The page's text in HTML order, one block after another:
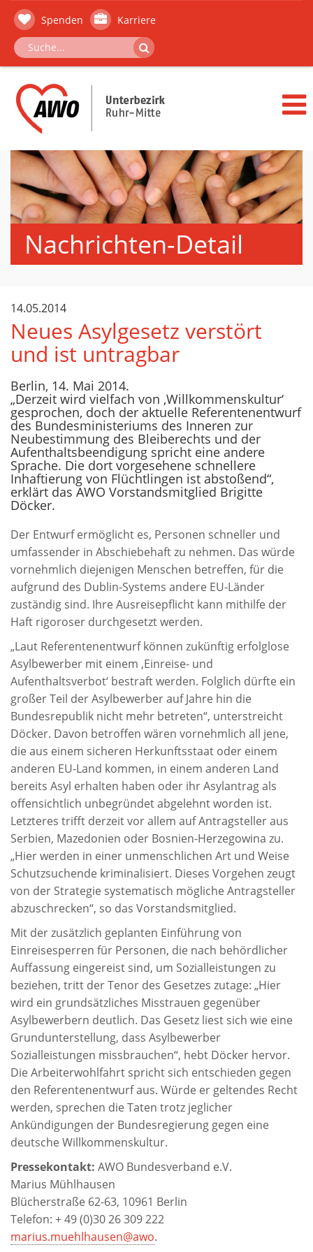
Spenden Karriere
Nachrichten-Detail
14.05.2014
Neues Asylgesetz verstört
und ist untragbar
Berlin, 14. Mai 2014.
„Derzeit wird vielfach von ‚Willkommenskultur‘
gesprochen, doch der aktuelle Referentenentwurf
des Bundesministeriums des Inneren zur
Neubestimmung des Bleiberechts und der
Aufenthaltsbeendigung spricht eine andere
Sprache. Die dort vorgesehene schnellere
Inhaftierung von Flüchtlingen ist abstoßend“,
erklärt das AWO Vorstandsmitglied Brigitte
Döcker.
Der Entwurf ermöglicht es, Personen schneller und
umfassender in Abschiebehaft zu nehmen. Das würde
vornehmlich diejenigen Menschen betreffen, für die
aufgrund des Dublin-Systems andere EU-Länder
zuständig sind. Ihre Ausreisepflicht kann mithilfe der
Haft rigoroser durchgesetzt werden.
„Laut Referentenentwurf können zukünftig erfolglose
Asylbewerber mit einem ‚Einreise- und
Aufenthaltsverbot‘ bestraft werden. Folglich dürfte ein
großer Teil der Asylbewerber auf Jahre hin die
Bundesrepublik nicht mehr betreten“, unterstreicht
Döcker. Davon betroffen wären vornehmlich all jene,
die aus einem sicheren Herkunftsstaat oder einem
anderen EU-Land kommen, in einem anderen Land
bereits Asyl erhalten haben oder ihr Asylantrag als
offensichtlich unbegründet abgelehnt worden ist.
Letzteres trifft derzeit vor allem auf Antragsteller aus
Serbien, Mazedonien oder Bosnien-Herzegowina zu.
„Hier werden in einer unmenschlichen Art und Weise
Schutzsuchende kriminalisiert. Dieses Vorgehen zeugt
von der Strategie systematisch mögliche Antragsteller
abzuschrecken“, so das Vorstandsmitglied.
Mit der zusätzlich geplanten Einführung von
Einreisesperren für Personen, die nach behördlicher
Auffassung eingereist sind, um Sozialleistungen zu
beziehen, tritt der Tenor des Gesetzes zutage: „Hier
wird ein grundsätzliches Misstrauen gegenüber
Asylbewerbern deutlich. Das Gesetz liest sich wie eine
Grundunterstellung, dass Asylbewerber
Sozialleistungen missbrauchen“, hebt Döcker hervor.
Die Arbeiterwohlfahrt spricht sich entschieden gegen
den Referentenentwurf aus. Würde er geltendes Recht
werden, sprechen die Taten trotz jeglicher
Ankündigungen der Bundesregierung gegen eine
deutsche Willkommenskultur.
Pressekontakt: AWO Bundesverband e.V.
Marius Mühlhausen
Blücherstraße 62-63, 10961 Berlin
Telefon: + 49 (0)30 26 309 222
marius.muehlhausen@awo.